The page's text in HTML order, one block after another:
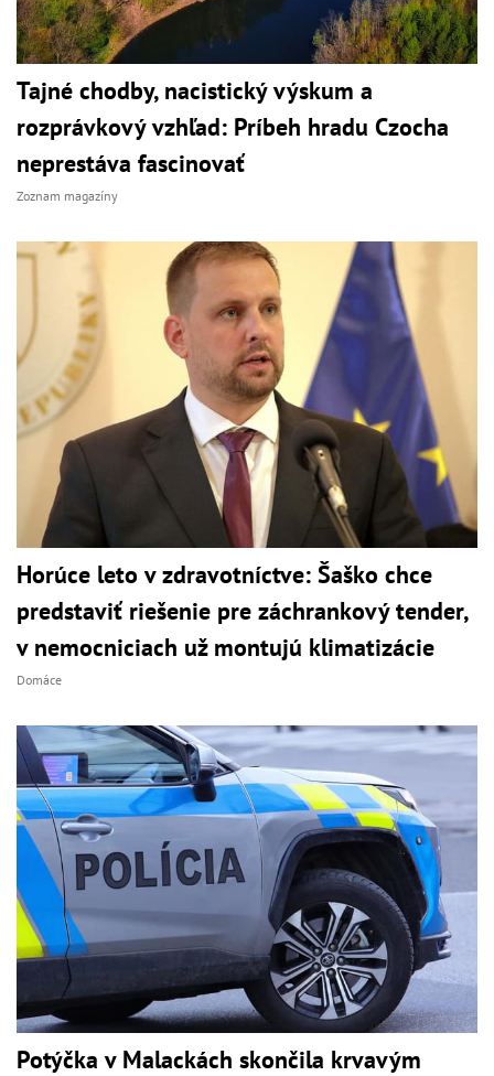
Tajné chodby, nacistický výskum a
rozprávkový vzhľad: Príbeh hradu Czocha
neprestáva fascinovať
Zoznam magazíny
Horúce leto v zdravotníctve: Šaško chce
predstaviť riešenie pre záchrankový tender,
v nemocniciach už montujú klimatizácie
Domáce
Potýčka v Malackách skončila krvavým